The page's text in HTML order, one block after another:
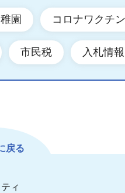
園 コロナワクチン
市民税 入札情報
戻る
ィ